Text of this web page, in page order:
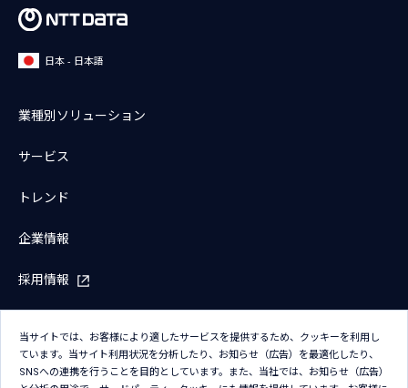
日本 - 日本語
業種別ソリューション
サービス
トレンド
企業情報
採用情報
ニュース
当サイトでは、お客様により適したサービスを提供するため、クッキーを利用し
ています。当サイト利用状況を分析したり、お知らせ（広告）を最適化したり、
SNSへの連携を行うことを目的としています。また、当社では、お知らせ（広告）